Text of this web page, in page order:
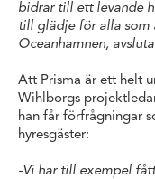
bidrar till ett levande
till glädje för alla som
Oceanhamnen,
Att Prisma är ett helt
Wihlborgs
han får förfrågningar
hyresgäster:
-Vi har till exempel